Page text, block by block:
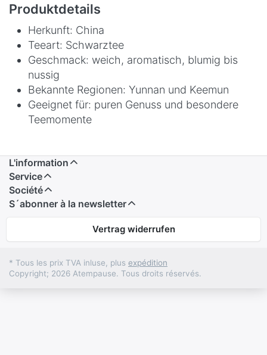
Produktdetails
Herkunft: China
Teeart: Schwarztee
Geschmack: weich, aromatisch, blumig bis
nussig
Bekannte Regionen: Yunnan und Keemun
Geeignet für: puren Genuss und besondere
Teemomente
L'information
Service
Société
S´abonner à la newsletter
Vertrag widerrufen
* Tous les prix TVA inluse, plus expédition
Copyright; 2026 Atempause. Tous droits réservés.